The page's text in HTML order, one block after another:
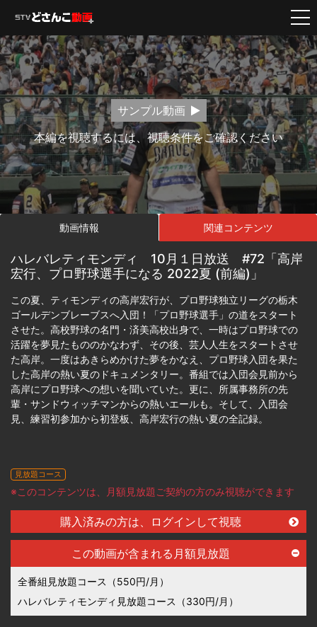
サンプル動画
本編を視聴するには、視聴条件をご確認ください
動画情報 関連コンテンツ
ハレバレティモンディ 10月１日放送 #72「高岸
宏行、プロ野球選手になる 2022夏 (前編)」
この夏、ティモンディの高岸宏行が、プロ野球独立リーグの栃木
ゴールデンブレーブスへ入団！「プロ野球選手」の道をスタート
させた。高校野球の名門・済美高校出身で、一時はプロ野球での
活躍を夢見たもののかなわず、その後、芸人人生をスタートさせ
た高岸。一度はあきらめかけた夢をかなえ、プロ野球入団を果た
した高岸の熱い夏のドキュメンタリー。番組では入団会見前から
高岸にプロ野球への想いを聞いていた。更に、所属事務所の先
輩・サンドウィッチマンからの熱いエールも。そして、入団会
見、練習初参加から初登板、高岸宏行の熱い夏の全記録。
見放題コース
※このコンテンツは、月額見放題ご契約の方のみ視聴ができます
購入済みの方は、ログインして視聴
この動画が含まれる月額見放題
全番組見放題コース（550円/月）
ハレバレティモンディ見放題コース（330円/月）